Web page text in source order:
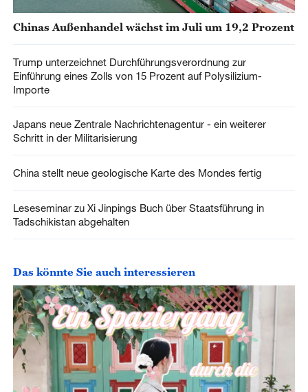
Chinas Außenhandel wächst im Juli um 19,2 Prozent
Trump unterzeichnet Durchführungsverordnung zur
Einführung eines Zolls von 15 Prozent auf Polysilizium-
Importe
Japans neue Zentrale Nachrichtenagentur - ein weiterer
Schritt in der Militarisierung
China stellt neue geologische Karte des Mondes fertig
Leseseminar zu Xi Jinpings Buch über Staatsführung in
Tadschikistan abgehalten
Das könnte Sie auch interessieren